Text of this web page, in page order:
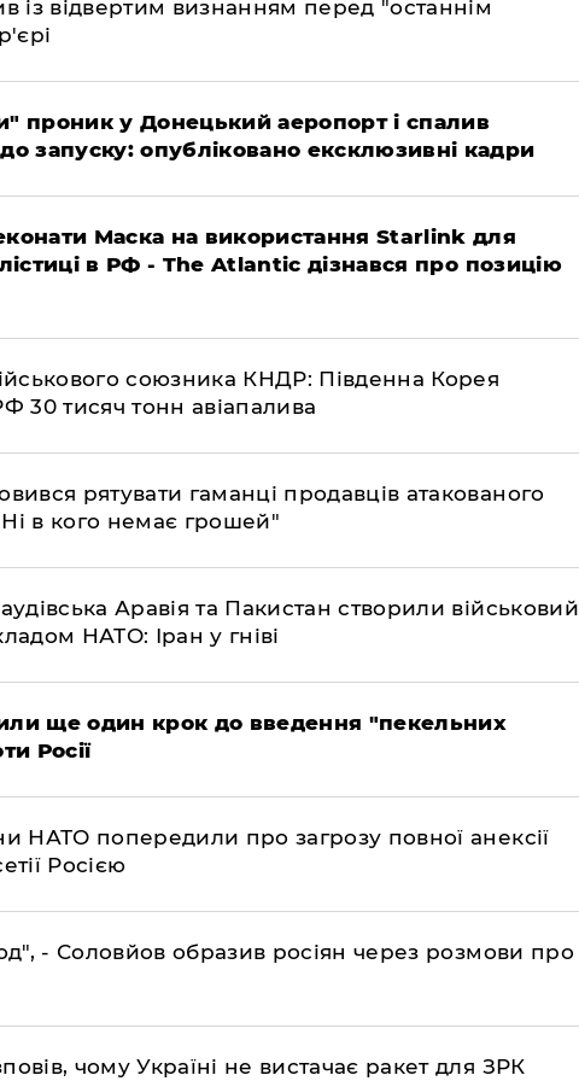
із відвертим визнанням перед "останнім
проник у Донецький аеропорт і спалив
запуску: опубліковано ексклюзивні кадри
Маска на використання Starlink для
в РФ - The Atlantic дізнався про позицію
союзника КНДР: Південна Корея
30 тисяч тонн авіапалива
рятувати гаманці продавців атакованого
в кого немає грошей"
Аравія та Пакистан створили військовий
НАТО: Іран у гніві
ще один крок до введення "пекельних
Росії
НАТО попередили про загрозу повної анексії
Росією
- Соловйов образив росіян через розмови про
чому Україні не вистачає ракет для ЗРК